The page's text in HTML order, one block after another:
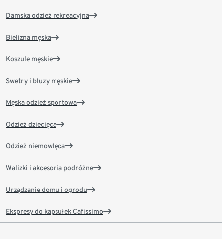
Damska odzież rekreacyjna
Bielizna męska
Koszule męskie
Swetry i bluzy męskie
Męska odzież sportowa
Odzież dziecięca
Odzież niemowlęca
Walizki i akcesoria podróżne
Urządzanie domu i ogrodu
Ekspresy do kapsułek Cafissimo